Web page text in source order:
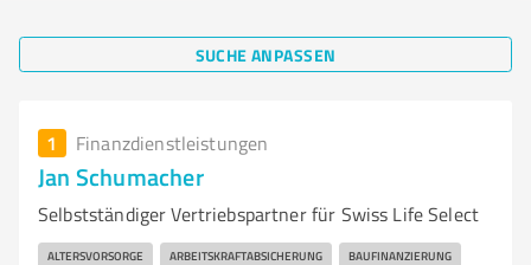
SUCHE ANPASSEN
1 Finanzdienstleistungen
Jan Schumacher
Selbstständiger Vertriebspartner für Swiss Life Select
ALTERSVORSORGE ARBEITSKRAFTABSICHERUNG BAUFINANZIERUNG